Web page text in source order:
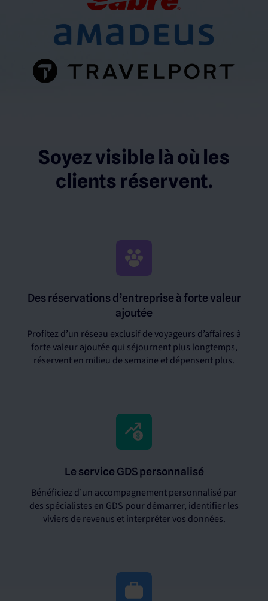
Soyez visible là où les
clients réservent.
Des réservations d’entreprise à forte valeur
ajoutée
Profitez d’un réseau exclusif de voyageurs d’affaires à
forte valeur ajoutée qui séjournent plus longtemps,
réservent en milieu de semaine et dépensent plus.
Le service GDS personnalisé
Bénéficiez d’un accompagnement personnalisé par
des spécialistes en GDS pour démarrer, identifier les
viviers de revenus et interpréter vos données.